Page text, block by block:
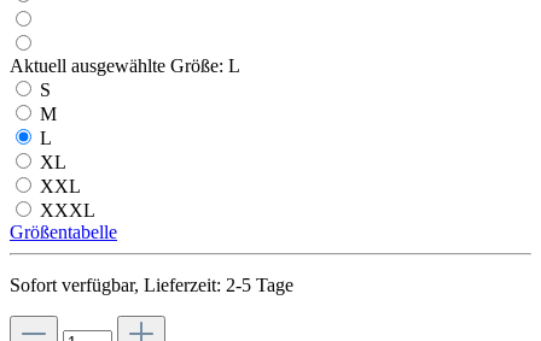
Aktuell ausgewählte Größe: L
S
M
L
XL
XXL
XXXL
Größentabelle
Sofort verfügbar, Lieferzeit: 2-5 Tage